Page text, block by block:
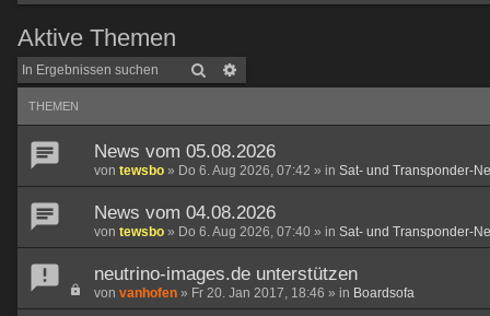
Aktive Themen
Suche
THEMEN
News vom 05.08.2026
von tewsbo » Do 6. Aug 2026, 07:42 » in Sat- und Transponder-
News vom 04.08.2026
von tewsbo » Do 6. Aug 2026, 07:40 » in Sat- und Transponder-
neutrino-images.de unterstützen
von vanhofen » Fr 20. Jan 2017, 18:46 » in Boardsofa